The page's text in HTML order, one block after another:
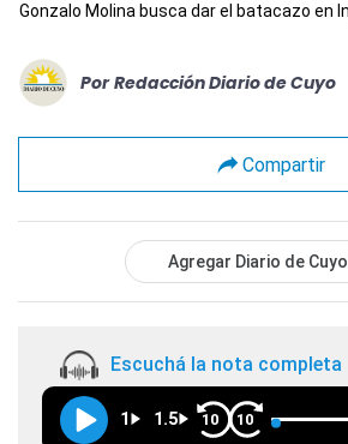
Gonzalo Molina busca dar el batacazo en
Por Redacción Diario de Cuyo
Compartir
Agregar Diario de
Escuchá la nota completa
1 1.5 10 10